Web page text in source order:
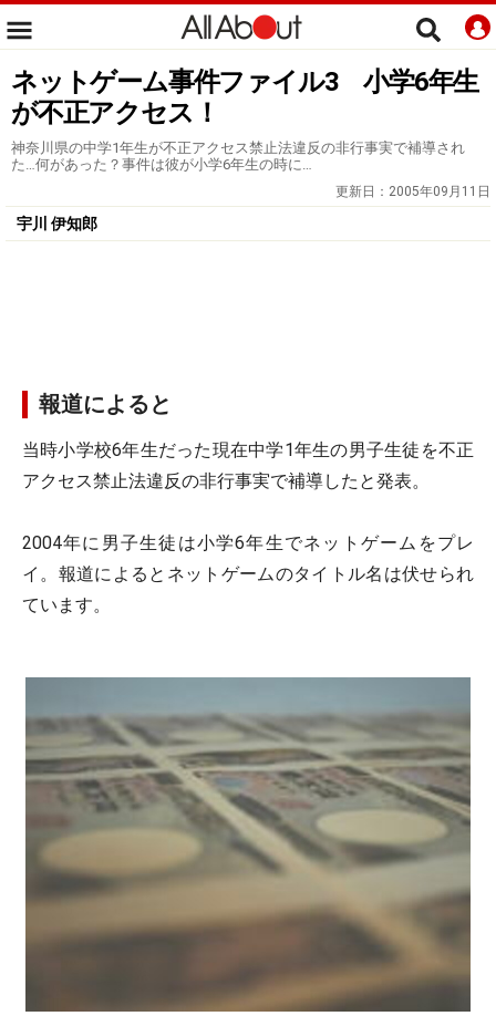
ネットゲーム事件ファイル3 小学6年生
が不正アクセス！
神奈川県の中学1年生が不正アクセス禁止法違反の非行事実で補導され
た…何があった？事件は彼が小学6年生の時に…
更新日： 2005年09月11日
宇川 伊知郎
報道によると
当時小学校6年生だった現在中学1年生の男子生徒を不正
アクセス禁止法違反の非行事実で補導したと発表。
2004年に男子生徒は小学6年生でネットゲームをプレ
イ。報道によるとネットゲームのタイトル名は伏せられ
ています。